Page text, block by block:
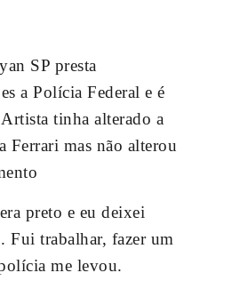
SP presta
a Polícia Federal e é
tinha alterado a
Ferrari mas não alterou
preto e eu deixei
Fui trabalhar, fazer um
me levou.